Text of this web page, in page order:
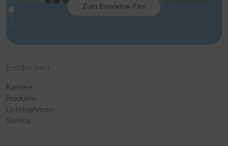
Zum Embleme-Film
Karriere
Produkte
Unternehmen
Service